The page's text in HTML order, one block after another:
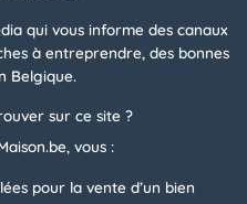
qui vous informe des canaux
à entreprendre, des bonnes
Belgique.
sur ce site ?
vous :
pour la vente d’un bien